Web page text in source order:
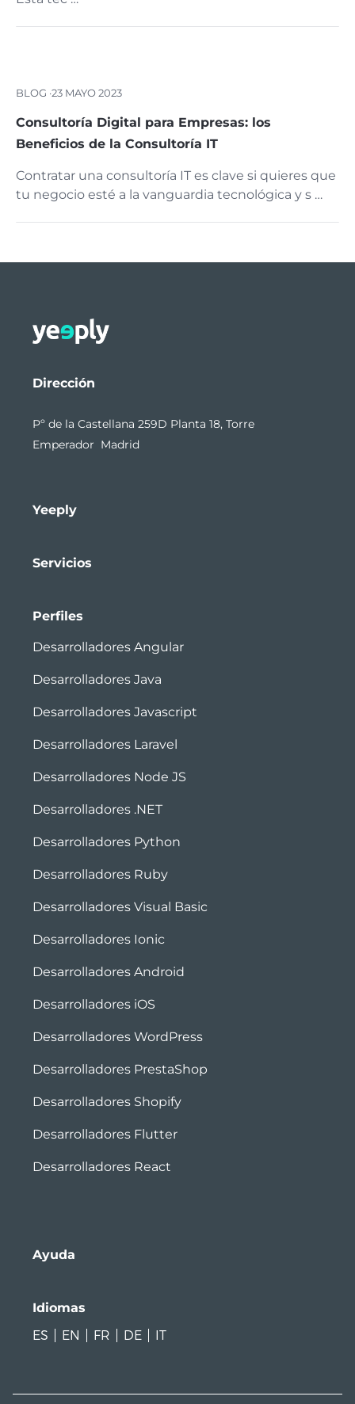
BLOG ·23 MAYO 2023
Consultoría Digital para Empresas: los
Beneficios de la Consultoría IT
Contratar una consultoría IT es clave si quieres que
tu negocio esté a la vanguardia tecnológica y s …
Dirección
Pº de la Castellana 259D Planta 18, Torre
Emperador Madrid
Yeeply
Servicios
Perfiles
Desarrolladores Angular
Desarrolladores Java
Desarrolladores Javascript
Desarrolladores Laravel
Desarrolladores Node JS
Desarrolladores .NET
Desarrolladores Python
Desarrolladores Ruby
Desarrolladores Visual Basic
Desarrolladores Ionic
Desarrolladores Android
Desarrolladores iOS
Desarrolladores WordPress
Desarrolladores PrestaShop
Desarrolladores Shopify
Desarrolladores Flutter
Desarrolladores React
Ayuda
Idiomas
ES
EN FR DE IT